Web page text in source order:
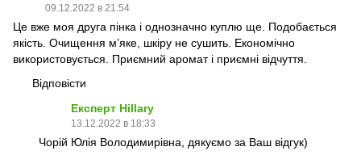
09.12.2022 в 21:54
Це вже моя друга пінка і однозначно куплю ще. Подобається
якість. Очищення м’яке, шкіру не сушить. Економічно
використовується. Приємний аромат і приємні відчуття.
Відповісти
Експерт Hillary
13.12.2022 в 18:33
Чорій Юлія Володимирівна, дякуємо за Ваш відгук)